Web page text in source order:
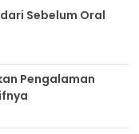
Sebelum Oral
Pengalaman